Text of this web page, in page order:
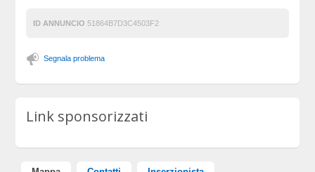
ID ANNUNCIO 51864B7D3C4503F2
Segnala problema
Link sponsorizzati